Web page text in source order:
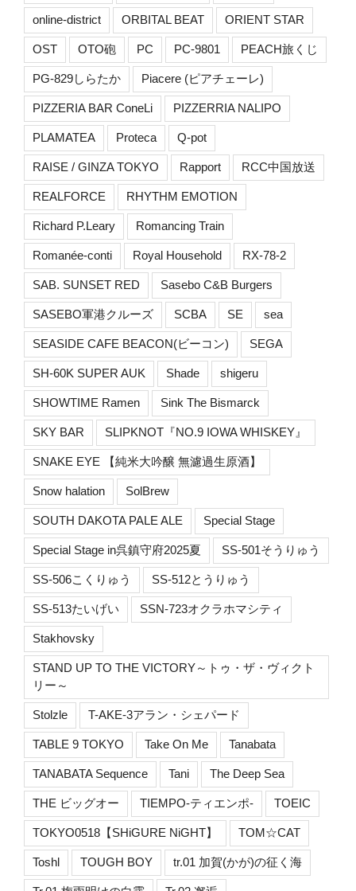
online-district ORBITAL BEAT ORIENT STAR
OST OTO砲 PC PC-9801 PEACH旅くじ
PG-829しらたか Piacere (ピアチェーレ)
PIZZERIA BAR ConeLi PIZZERRIA NALIPO
PLAMATEA Proteca Q-pot
RAISE / GINZA TOKYO Rapport RCC中国放送
REALFORCE RHYTHM EMOTION
Richard P.Leary Romancing Train
Romanée-conti Royal Household RX-78-2
SAB. SUNSET RED Sasebo C&B Burgers
SASEBO軍港クルーズ SCBA SE sea
SEASIDE CAFE BEACON(ビーコン) SEGA
SH-60K SUPER AUK Shade shigeru
SHOWTIME Ramen Sink The Bismarck
SKY BAR SLIPKNOT『NO.9 IOWA WHISKEY』
SNAKE EYE 【純米大吟醸 無濾過生原酒】
Snow halation SolBrew
SOUTH DAKOTA PALE ALE Special Stage
Special Stage in呉鎮守府2025夏 SS-501そうりゅう
SS-506こくりゅう SS-512とうりゅう
SS-513たいげい SSN-723オクラホマシティ
Stakhovsky
STAND UP TO THE VICTORY～トゥ・ザ・ヴィクト
リー～
Stolzle T-AKE-3アラン・シェパード
TABLE 9 TOKYO Take On Me Tanabata
TANABATA Sequence Tani The Deep Sea
THE ビッグオー TIEMPO-ティエンポ- TOEIC
TOKYO0518【SHiGURE NiGHT】 TOM☆CAT
Toshl TOUGH BOY tr.01 加賀(かが)の征く海